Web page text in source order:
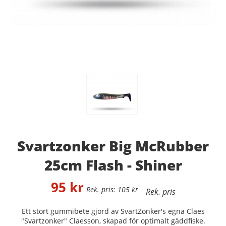
Svartzonker Big McRubber
25cm Flash - Shiner
105kr
95 kr
Ett stort gummibete gjord av SvartZonker's egna Claes
"Svartzonker" Claesson, skapad för optimalt gäddfiske.